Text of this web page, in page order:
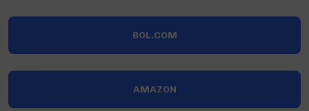
BOL.COM
AMAZON